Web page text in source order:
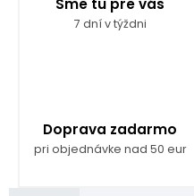
Sme tu pre vás
7 dní v týždni
Doprava zadarmo
pri objednávke nad 50 eur